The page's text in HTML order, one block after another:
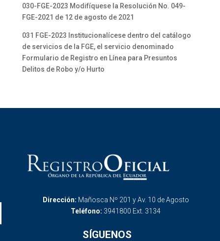
030-FGE-2023 Modifíquese la Resolución No. 049-
FGE-2021 de 12 de agosto de 2021
031 FGE-2023 Institucionalícese dentro del catálogo
de servicios de la FGE, el servicio denominado
Formulario de Registro en Línea para Presuntos
Delitos de Robo y/o Hurto
Dirección: Mañosca Nº 201 y Av. 10 de Agosto
Teléfono: 3941800 Ext. 3134
SÍGUENOS